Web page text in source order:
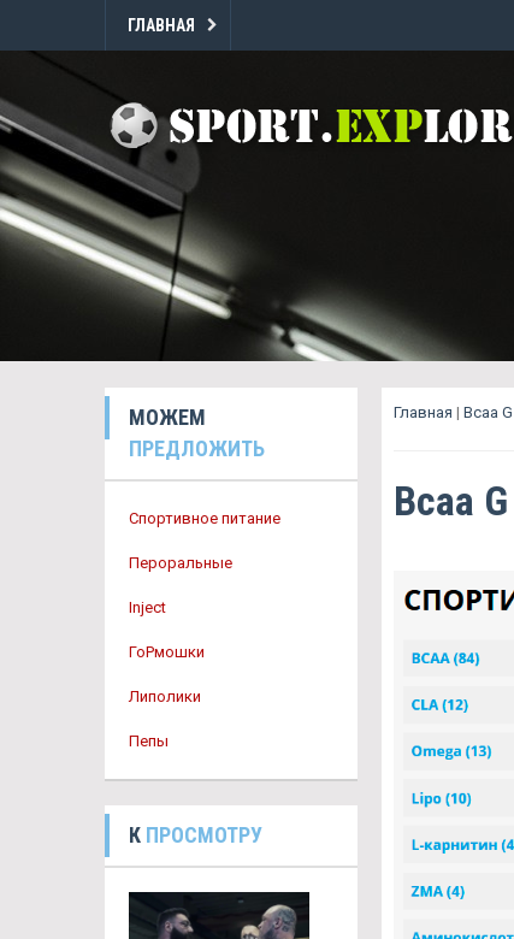
ГЛАВНАЯ
МОЖЕМ
ПРЕДЛОЖИТЬ
Спортивное питание
Пероральные
Inject
ГоРмошки
Липолики
Пепы
К ПРОСМОТРУ
Главная | Bcaa
Bcaa